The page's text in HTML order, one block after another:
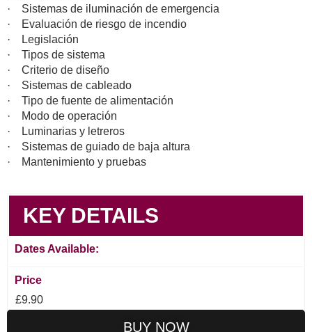
· Sistemas de iluminación de emergencia
· Evaluación de riesgo de incendio
· Legislación
· Tipos de sistema
· Criterio de diseño
· Sistemas de cableado
· Tipo de fuente de alimentación
· Modo de operación
· Luminarias y letreros
· Sistemas de guiado de baja altura
· Mantenimiento y pruebas
KEY DETAILS
Dates Available:
Price
£9.90
BUY NOW